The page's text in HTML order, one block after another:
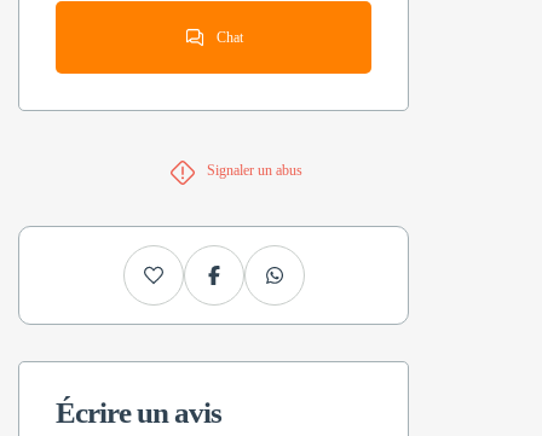
Chat
Signaler un abus
Écrire un avis